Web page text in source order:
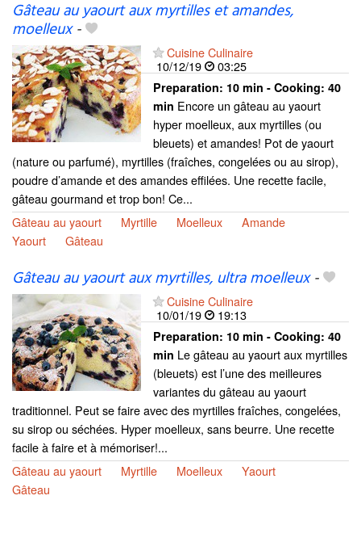
Gâteau au yaourt aux myrtilles et amandes,
moelleux-
Cuisine Culinaire
10/12/19
03:25
Preparation: 10 min - Cooking: 40
min Encore un gâteau au yaourt
hyper moelleux, aux myrtilles (ou
bleuets) et amandes! Pot de yaourt
(nature ou parfumé), myrtilles (fraîches, congelées ou au sirop),
poudre d’amande et des amandes effilées. Une recette facile,
gâteau gourmand et trop bon! Ce...
Gâteau au yaourt
Myrtille Moelleux
Amande
Yaourt
Gâteau
Gâteau au yaourt aux myrtilles, ultra moelleux-
Cuisine Culinaire
10/01/19
19:13
Preparation: 10 min - Cooking: 40
min Le gâteau au yaourt aux myrtilles
(bleuets) est l’une des meilleures
variantes du gâteau au yaourt
traditionnel. Peut se faire avec des myrtilles fraîches, congelées,
su sirop ou séchées. Hyper moelleux, sans beurre. Une recette
facile à faire et à mémoriser!...
Gâteau au yaourt
Myrtille Moelleux
Yaourt
Gâteau